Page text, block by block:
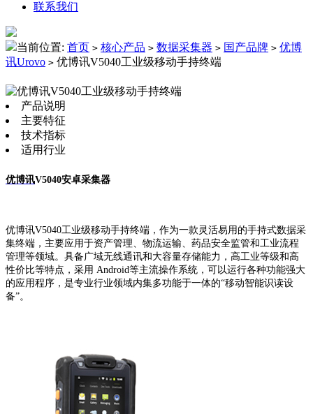
联系我们
当前位置: 首页 > 核心产品 > 数据采集器 > 国产品牌 > 优博
讯Urovo > 优博讯V5040工业级移动手持终端
产品说明
主要特征
技术指标
适用行业
优博讯V5040安卓采集器
优博讯V5040工业级移动手持终端，作为一款灵活易用的手持式数据采
集终端，主要应用于资产管理、物流运输、药品安全监管和工业流程
管理等领域。具备广域无线通讯和大容量存储能力，高工业等级和高
性价比等特点，采用 Android等主流操作系统，可以运行各种功能强大
的应用程序，是专业行业领域内集多功能于一体的“移动智能识读设
备”。